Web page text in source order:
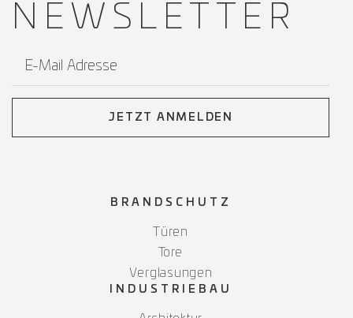
NEWS­ LETTER
E-Mail Adresse
JETZT ANMELDEN
BRANDSCHUTZ
Türen
Tore
Verglasungen
INDUSTRIEBAU